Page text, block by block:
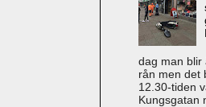
dag man blir
rån men det
12.30-tiden
Kungsgatan